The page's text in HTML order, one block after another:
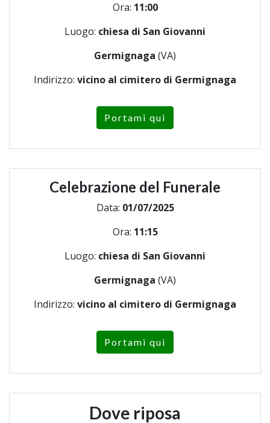
Ora: 11:00
Luogo: chiesa di San Giovanni
Germignaga (VA)
Indirizzo: vicino al cimitero di Germignaga
Portami qui
Celebrazione del Funerale
Data: 01/07/2025
Ora: 11:15
Luogo: chiesa di San Giovanni
Germignaga (VA)
Indirizzo: vicino al cimitero di Germignaga
Portami qui
Dove riposa